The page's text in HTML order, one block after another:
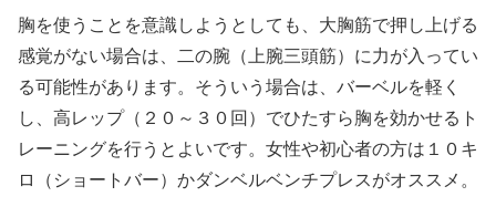
胸を使うことを意識しようとしても、大胸筋で押し上げる
感覚がない場合は、二の腕（上腕三頭筋）に力が入ってい
る可能性があります。そういう場合は、バーベルを軽く
し、高レップ（２０～３０回）でひたすら胸を効かせるト
レーニングを行うとよいです。女性や初心者の方は１０キ
ロ（ショートバー）かダンベルベンチプレスがオススメ。